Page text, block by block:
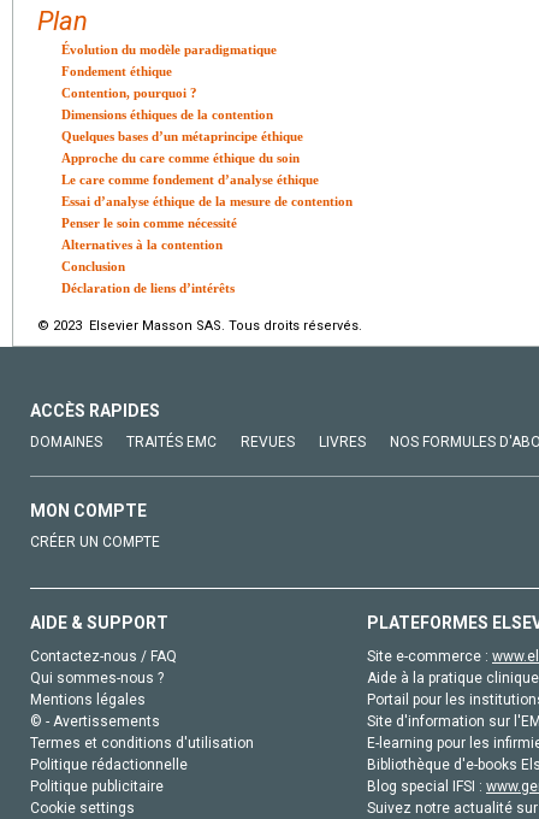
Plan
Évolution du modèle paradigmatique
Fondement éthique
Contention, pourquoi ?
Dimensions éthiques de la contention
Quelques bases d’un métaprincipe éthique
Approche du care comme éthique du soin
Le care comme fondement d’analyse éthique
Essai d’analyse éthique de la mesure de contention
Penser le soin comme nécessité
Alternatives à la contention
Conclusion
Déclaration de liens d’intérêts
© 2023 Elsevier Masson SAS. Tous droits réservés.
ACCÈS RAPIDES
DOMAINES TRAITÉS EMC REVUES LIVRES NOS FORMULES
MON COMPTE
CRÉER UN COMPTE
AIDE & SUPPORT
Contactez-nous / FAQ
Qui sommes-nous ?
Mentions légales
© - Avertissements
Termes et conditions d'utilisation
Politique rédactionnelle
Politique publicitaire
Cookie settings
PLATEFORMES
Site e-commerce :
Aide à la pratique
Portail pour les
Site d'information sur
E-learning pour les
Bibliothèque d'e-books
Blog special IFSI :
Suivez notre actualité